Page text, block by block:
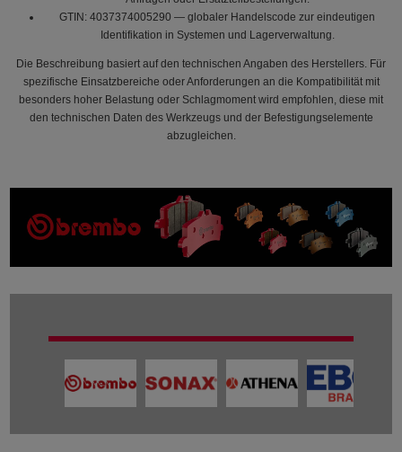
GTIN: 4037374005290 — globaler Handelscode zur eindeutigen
Identifikation in Systemen und Lagerverwaltung.
Die Beschreibung basiert auf den technischen Angaben des Herstellers. Für
spezifische Einsatzbereiche oder Anforderungen an die Kompatibilität mit
besonders hoher Belastung oder Schlagmoment wird empfohlen, diese mit
den technischen Daten des Werkzeugs und der Befestigungselemente
abzugleichen.